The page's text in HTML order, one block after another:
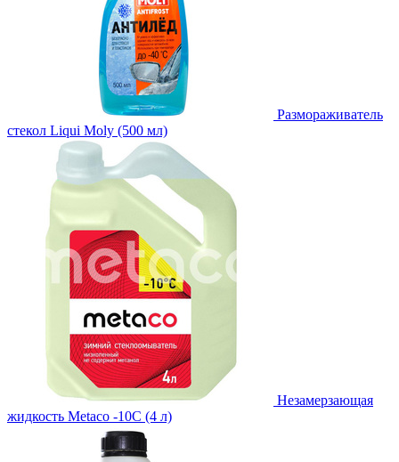
Размораживатель
стекол Liqui Moly (500 мл)
Незамерзающая
жидкость Metaco -10C (4 л)